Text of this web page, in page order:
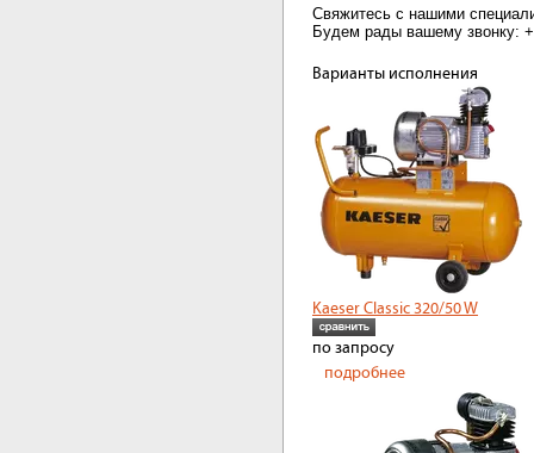
Свяжитесь с нашими
Будем рады вашему звонку:
Варианты исполнения
Kaeser Classic 320/50 W
по запросу
подробнее